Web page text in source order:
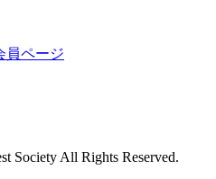
員ページ
Society All Rights Reserved.